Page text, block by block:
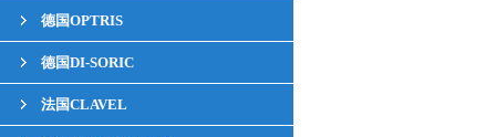
德国OPTRIS
德国DI-SORIC
法国CLAVEL